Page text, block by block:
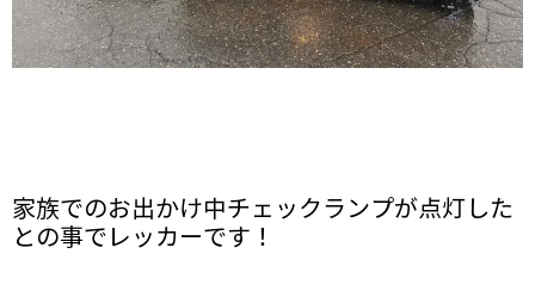
家族でのお出かけ中チェックランプが点灯した
との事でレッカーです！